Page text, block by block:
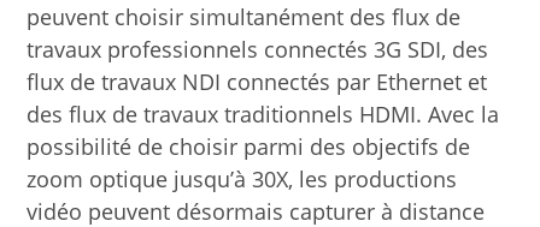
peuvent choisir simultanément des flux de
travaux professionnels connectés 3G SDI, des
flux de travaux NDI connectés par Ethernet et
des flux de travaux traditionnels HDMI. Avec la
possibilité de choisir parmi des objectifs de
zoom optique jusqu’à 30X, les productions
vidéo peuvent désormais capturer à distance